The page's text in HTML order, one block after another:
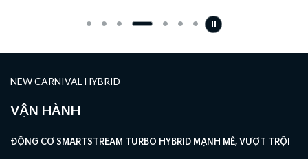
NEW CARNIVAL HYBRID
VẬN HÀNH
ĐỘNG CƠ SMARTSTREAM TURBO HYBRID MẠNH MẼ, VƯỢT TRỘI